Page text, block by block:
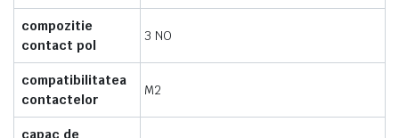
compozitie
contact pol
3 NO
compatibilitatea
contactelor
M2
capac de